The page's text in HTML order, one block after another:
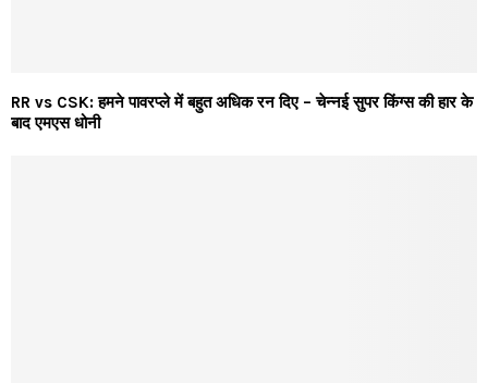
RR vs CSK: हमने पावरप्ले में बहुत अधिक रन दिए – चेन्नई सुपर किंग्स की हार के
बाद एमएस धोनी